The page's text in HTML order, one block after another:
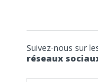
Suivez-nous sur
réseaux